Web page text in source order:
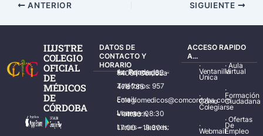
ANTERIOR SIGUIENTE
ILUSTRE
COLEGIO
OFICIAL
DE
MÉDICOS
DE
CÓRDOBA
DATOS DE
CONTACTO Y
HORARIO
Av. Ronda de los Tejares, 32 – 14001 Córdoba
Teléfonos: 957 478 785
Email: colegiomedicos@comcordoba.com
Lunes – Viernes: 08:30 – 14:30 h.
Lunes – Jueves: 17:00 – 19:30 h.
ACCESO RAPIDO
A...
·
Ventanilla
Única
·
Cómo
Colegiarse
·
Webmail
·Aula
Virtual
·
Formación
Ciudadana
·Ofertas
De
Empleo